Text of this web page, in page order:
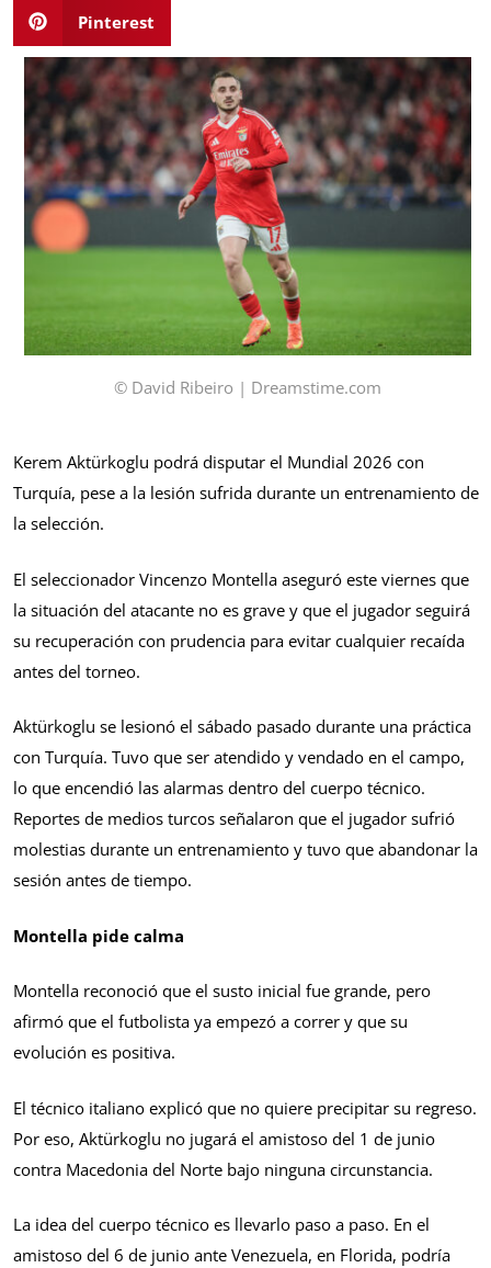
Pinterest
© David Ribeiro | Dreamstime.com
Kerem Aktürkoglu podrá disputar el Mundial 2026 con
Turquía, pese a la lesión sufrida durante un entrenamiento de
la selección.
El seleccionador Vincenzo Montella aseguró este viernes que
la situación del atacante no es grave y que el jugador seguirá
su recuperación con prudencia para evitar cualquier recaída
antes del torneo.
Aktürkoglu se lesionó el sábado pasado durante una práctica
con Turquía. Tuvo que ser atendido y vendado en el campo,
lo que encendió las alarmas dentro del cuerpo técnico.
Reportes de medios turcos señalaron que el jugador sufrió
molestias durante un entrenamiento y tuvo que abandonar la
sesión antes de tiempo.
Montella pide calma
Montella reconoció que el susto inicial fue grande, pero
afirmó que el futbolista ya empezó a correr y que su
evolución es positiva.
El técnico italiano explicó que no quiere precipitar su regreso.
Por eso, Aktürkoglu no jugará el amistoso del 1 de junio
contra Macedonia del Norte bajo ninguna circunstancia.
La idea del cuerpo técnico es llevarlo paso a paso. En el
amistoso del 6 de junio ante Venezuela, en Florida, podría